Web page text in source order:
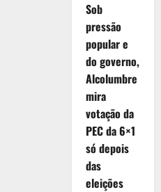
Sob
pressão
popular e
do governo,
Alcolumbre
mira
votação da
PEC da 6×1
só depois
das
eleições